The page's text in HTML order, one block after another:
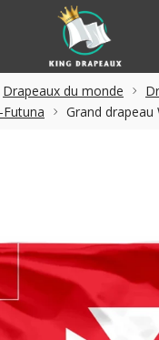
Drapeaux du monde
Grand drapeau